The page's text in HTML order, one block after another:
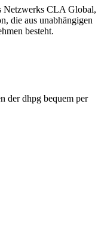
Netzwerks CLA Global,
die aus unabhängigen
besteht.
der dhpg bequem per